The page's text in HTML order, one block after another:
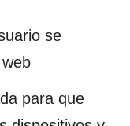
se
para que